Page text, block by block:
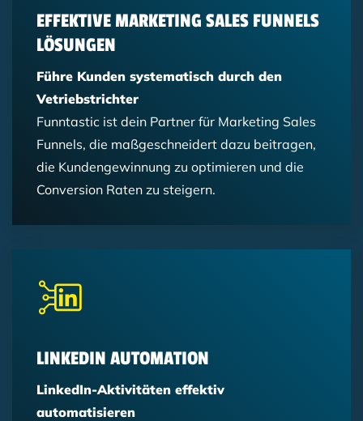
EFFEKTIVE MARKETING SALES FUNNELS
LÖSUNGEN
Führe Kunden systematisch durch den
Vetriebstrichter
Funntastic ist dein Partner für Marketing Sales
Funnels, die maßgeschneidert dazu beitragen,
die Kundengewinnung zu optimieren und die
Conversion Raten zu steigern.
LINKEDIN AUTOMATION
LinkedIn-Aktivitäten effektiv
automatisieren